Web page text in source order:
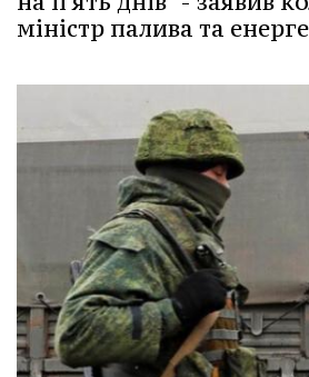
міністр палива та